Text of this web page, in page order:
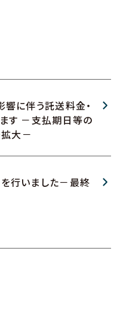
に伴う託送料金・
す －支払期日等の
大－
行いました－最終